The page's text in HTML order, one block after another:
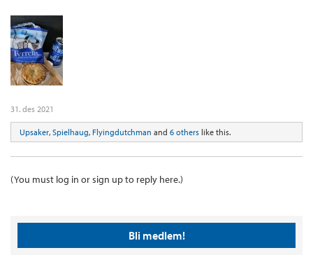
31. des 2021
Upsaker, Spielhaug, Flyingdutchman and 6 others like this.
(You must log in or sign up to reply here.)
Bli medlem!